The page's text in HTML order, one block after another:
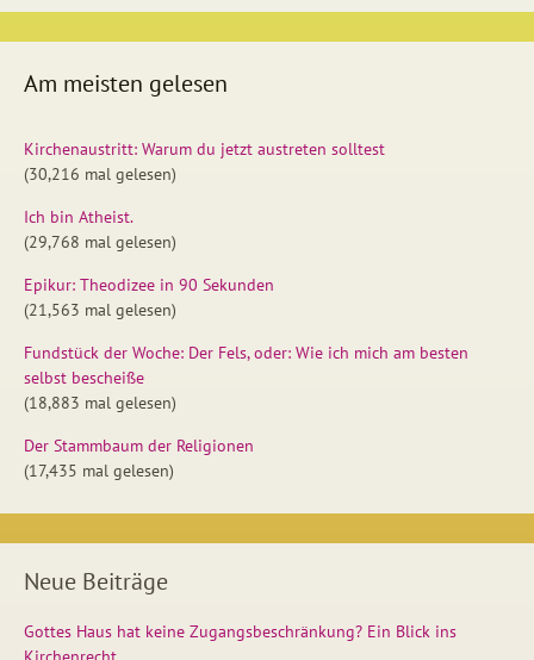
Am meisten gelesen
Kirchenaustritt: Warum du jetzt austreten solltest
(30,216 mal gelesen)
Ich bin Atheist.
(29,768 mal gelesen)
Epikur: Theodizee in 90 Sekunden
(21,563 mal gelesen)
Fundstück der Woche: Der Fels, oder: Wie ich mich am besten
selbst bescheiße
(18,883 mal gelesen)
Der Stammbaum der Religionen
(17,435 mal gelesen)
Neue Beiträge
Gottes Haus hat keine Zugangsbeschränkung? Ein Blick ins